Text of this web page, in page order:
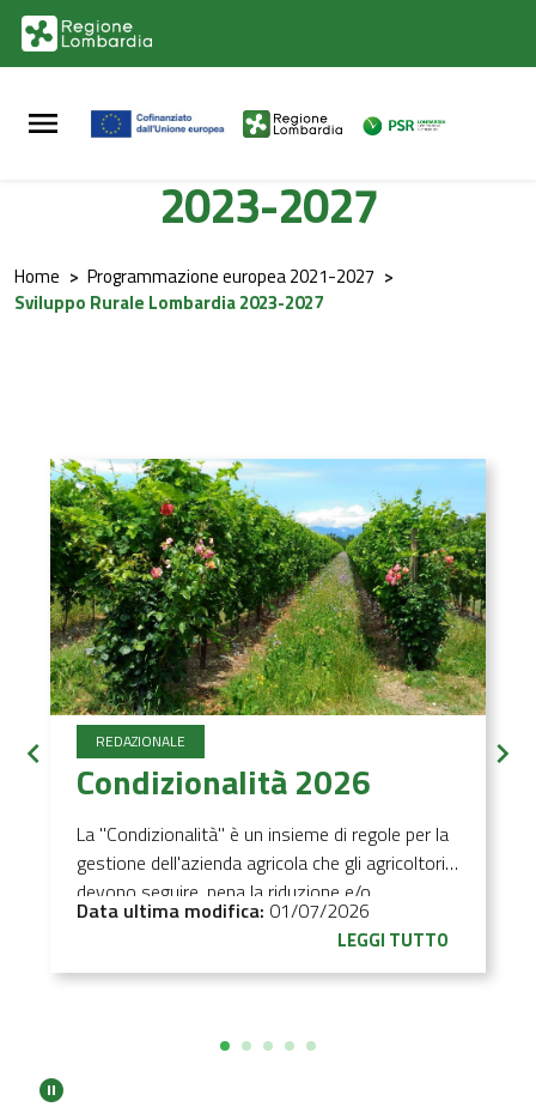
Vai al contenuto principale
Vai al footer
Sviluppo Rurale Lombardia
2023-2027
Home > Programmazione europea 2021-2027 >
Sviluppo Rurale Lombardia 2023-2027
REDAZIONALE
Condizionalità 2026
La "Condizionalità" è un insieme di regole per la
gestione dell'azienda agricola che gli agricoltori
devono seguire, pena la riduzione e/o
l'annullamento degli aiuti comunitari per i regimi
LEGGI TUTTO
Data ultima modifica: 01/07/2026
Slider precedenti